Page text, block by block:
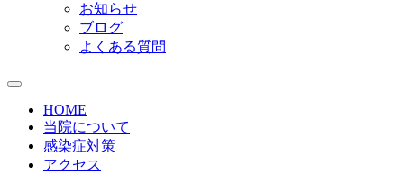
お知らせ
ブログ
よくある質問
HOME
当院について
感染症対策
アクセス